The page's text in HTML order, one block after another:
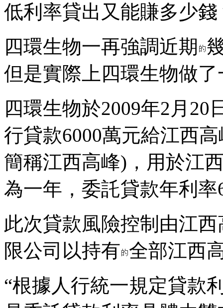
低利率貸出又能賺多少錢
四環生物一再強調近期
但是實際上四環生物做
四環生物於2009年2月
行貸款6000萬元給江西
簡稱江西高峰)，用於江
為一年，委託貸款年利率
此次貸款風險控制由江西
限公司以持有 全部江西
“根據人行統一規定貸款